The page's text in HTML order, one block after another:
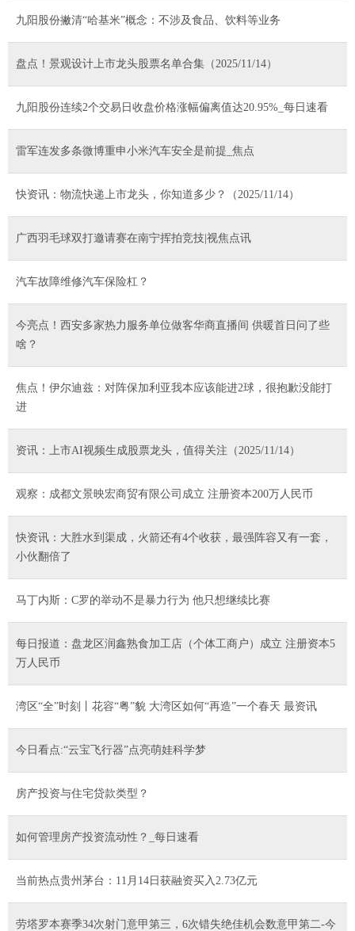
九阳股份撇清“哈基米”概念：不涉及食品、饮料等业务
盘点！景观设计上市龙头股票名单合集（2025/11/14）
九阳股份连续2个交易日收盘价格涨幅偏离值达20.95%_每日速看
雷军连发多条微博重申小米汽车安全是前提_焦点
快资讯：物流快递上市龙头，你知道多少？（2025/11/14）
广西羽毛球双打邀请赛在南宁挥拍竞技|视焦点讯
汽车故障维修汽车保险杠？
今亮点！西安多家热力服务单位做客华商直播间 供暖首日问了些
啥？
焦点！伊尔迪兹：对阵保加利亚我本应该能进2球，很抱歉没能打
进
资讯：上市AI视频生成股票龙头，值得关注（2025/11/14）
观察：成都文景映宏商贸有限公司成立 注册资本200万人民币
快资讯：大胜水到渠成，火箭还有4个收获，最强阵容又有一套，
小伙翻倍了
马丁内斯：C罗的举动不是暴力行为 他只想继续比赛
每日报道：盘龙区润鑫熟食加工店（个体工商户）成立 注册资本5
万人民币
湾区“全”时刻丨花容“粤”貌 大湾区如何“再造”一个春天 最资讯
今日看点:“云宝飞行器”点亮萌娃科学梦
房产投资与住宅贷款类型？
如何管理房产投资流动性？_每日速看
当前热点贵州茅台：11月14日获融资买入2.73亿元
劳塔罗本赛季34次射门意甲第三，6次错失绝佳机会数意甲第二-今